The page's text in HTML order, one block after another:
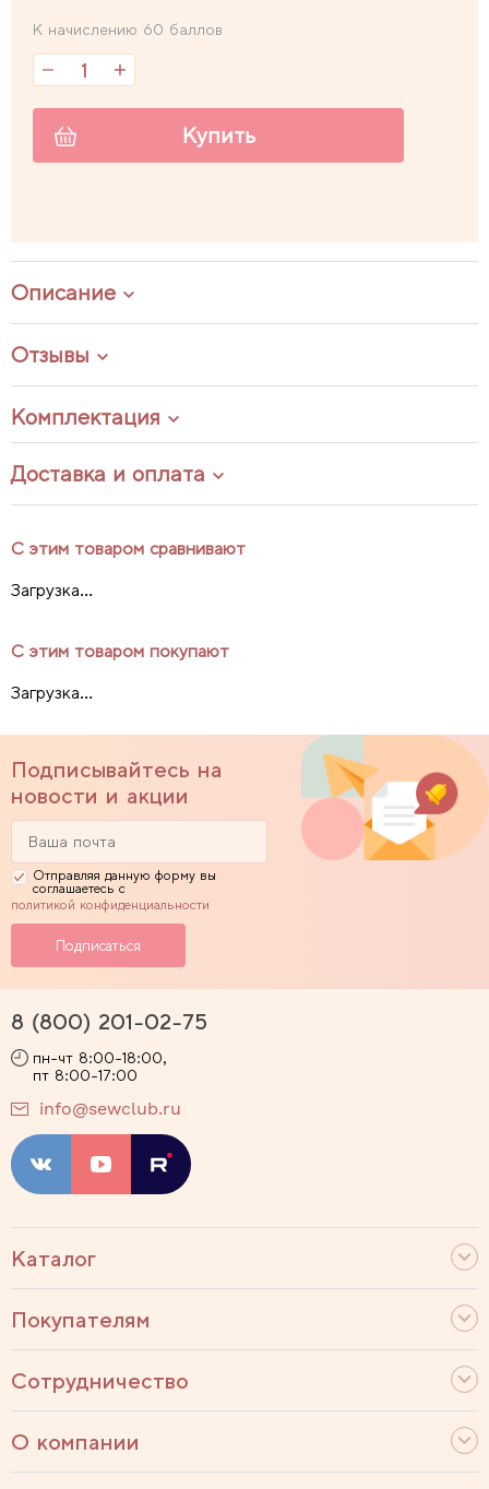
К начислению 60 баллов
Купить
Описание
Отзывы
Комплектация
Доставка и оплата
С этим товаром сравнивают
Загрузка...
С этим товаром покупают
Загрузка...
Подписывайтесь на
новости и акции
Отправляя данную форму вы
соглашаетесь с
политикой конфиденциальности
Каталог
Покупателям
Сотрудничество
О компании
8 (800) 201-02-75
пн-чт 8:00-18:00,
пт 8:00-17:00
info@sewclub.ru